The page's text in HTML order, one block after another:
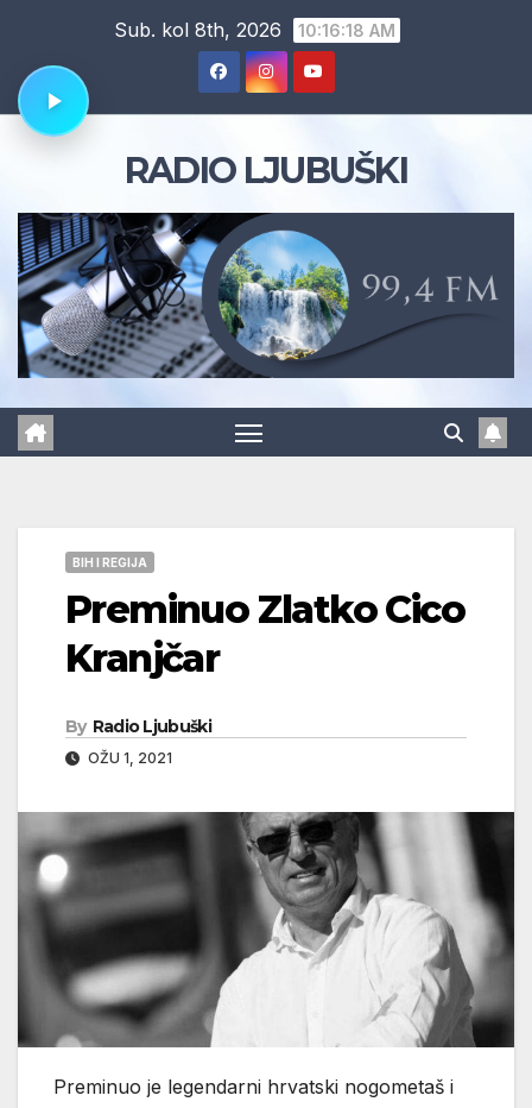
content
Sub. kol 8th, 2026 10:16:19 AM
RADIO LJUBUŠKI
BIH I REGIJA
Preminuo Zlatko Cico
Kranjčar
By Radio Ljubuški
OŽU 1, 2021
Preminuo je legendarni hrvatski nogometaš i